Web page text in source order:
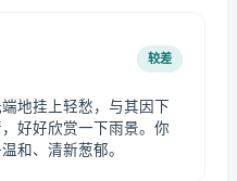
较差
地挂上轻愁，与其因下
好好欣赏一下雨景。你
和、清新葱郁。